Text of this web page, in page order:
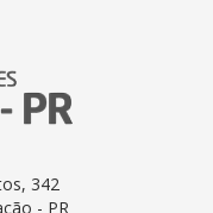
342
- PR